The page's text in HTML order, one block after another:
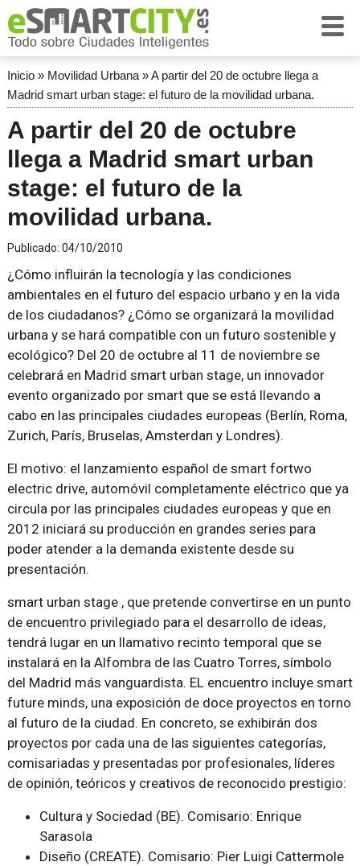
Inicio» Movilidad Urbana»A partir del 20 de octubre llega a
Madrid smart urban stage: el futuro de la movilidad urbana.
A partir del 20 de octubre
llega a Madrid smart urban
stage: el futuro de la
movilidad urbana.
Publicado: 04/10/2010
¿Cómo influirán la tecnología y las condiciones
ambientales en el futuro del espacio urbano y en la vida
de los ciudadanos? ¿Cómo se organizará la movilidad
urbana y se hará compatible con un futuro sostenible y
ecológico? Del 20 de octubre al 11 de noviembre se
celebrará en Madrid smart urban stage, un innovador
evento organizado por smart que se está llevando a
cabo en las principales ciudades europeas (Berlín, Roma,
Zurich, París, Bruselas, Amsterdan y Londres).
El motivo: el lanzamiento español de smart fortwo
electric drive, automóvil completamente eléctrico que ya
circula por las principales ciudades europeas y que en
2012 iniciará su producción en grandes series para
poder atender a la demanda existente desde su
presentación.
smart urban stage , que pretende convertirse en un punto
de encuentro privilegiado para el desarrollo de ideas,
tendrá lugar en un llamativo recinto temporal que se
instalará en la Alfombra de las Cuatro Torres, símbolo
del Madrid más vanguardista. EL encuentro incluye smart
future minds, una exposición de doce proyectos en torno
al futuro de la ciudad. En concreto, se exhibirán dos
proyectos por cada una de las siguientes categorías,
comisariadas y presentadas por profesionales, líderes
de opinión, teóricos y creativos de reconocido prestigio:
Cultura y Sociedad (BE). Comisario: Enrique
Sarasola
Diseño (CREATE). Comisario: Pier Luigi Cattermole